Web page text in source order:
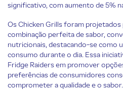
significativo, com aumento de 5%
Os Chicken Grills foram
combinação perfeita de sabor,
nutricionais, destacando-se como
consumo durante o dia. Essa
Fridge Raiders em promover
preferências de consumidores
comprometer a qualidade e o sabor.